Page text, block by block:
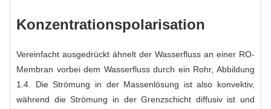
Konzentrationspolarisation
Vereinfacht ausgedrückt ähnelt der Wasserfluss an einer RO-
Membran vorbei dem Wasserfluss durch ein Rohr, Abbildung
1.4. Die Strömung in der Massenlösung ist also konvektiv,
während die Strömung in der Grenzschicht diffusiv ist und